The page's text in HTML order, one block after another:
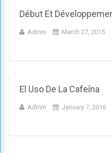
Début Et
Admin March 27, 2015
El Uso De La Cafeína
Admin January 7, 2016